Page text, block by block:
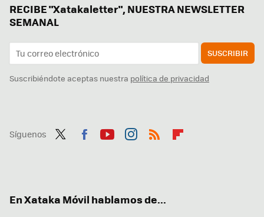
RECIBE "Xatakaletter", NUESTRA NEWSLETTER
SEMANAL
SUSCRIBIR
Suscribiéndote aceptas nuestra política de privacidad
Síguenos
En Xataka Móvil hablamos de...